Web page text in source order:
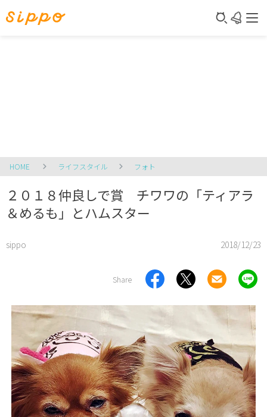
HOME ライフスタイル フォト
２０１８仲良しで賞 チワワの「ティアラ
＆めるも」とハムスター
sippo 2018/12/23
Share